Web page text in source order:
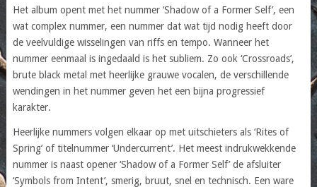
Het album opent met het nummer ‘Shadow of a Former Self’, een
wat complex nummer, een nummer dat wat tijd nodig heeft door
de veelvuldige wisselingen van riffs en tempo. Wanneer het
nummer eenmaal is ingedaald is het subliem. Zo ook ‘Crossroads’,
brute black metal met heerlijke grauwe vocalen, de verschillende
wendingen in het nummer geven het een bijna progressief
karakter.
Heerlijke nummers volgen elkaar op met uitschieters als ‘Rites of
Spring’ of titelnummer ‘Undercurrent’. Het meest indrukwekkende
nummer is naast opener ‘Shadow of a Former Self’ de afsluiter
‘Symbols from Intent’, smerig, bruut, snel en technisch. Een ware